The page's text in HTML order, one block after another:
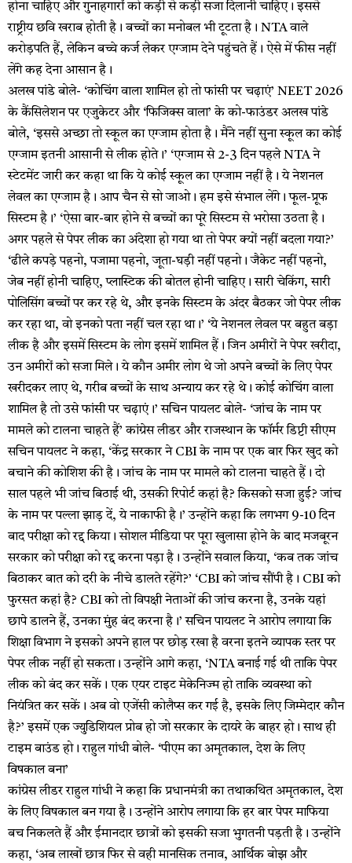
होना चाहिए और गुनाहगारों को कड़ी से कड़ी सजा दिलानी चाहिए। इससे
राष्ट्रीय छवि खराब होती है। बच्चों का मनोबल भी टूटता है। NTA वाले
करोड़पति हैं, लेकिन बच्चे कर्ज लेकर एग्जाम देने पहुंचते हैं। ऐसे में फीस नहीं
लेंगे कह देना आसान है।
अलख पांडे बोले- ‘कोचिंग वाला शामिल हो तो फांसी पर चढ़ाएं’ NEET 2026
के कैंसिलेशन पर एजुकेटर और ‘फिजिक्स वाला’ के को-फाउंडर अलख पांडे
बोले, ‘इससे अच्छा तो स्कूल का एग्जाम होता है। मैंने नहीं सुना स्कूल का कोई
एग्जाम इतनी आसानी से लीक होते।’ ‘एग्जाम से 2-3 दिन पहले NTA ने
स्टेटमेंट जारी कर कहा था कि ये कोई स्कूल का एग्जाम नहीं है। ये नेशनल
लेवल का एग्जाम है। आप चैन से सो जाओ। हम इसे संभाल लेंगे। फूल-प्रूफ
सिस्टम है।’ ‘ऐसा बार-बार होने से बच्चों का पूरे सिस्टम से भरोसा उठता है।
अगर पहले से पेपर लीक का अंदेशा हो गया था तो पेपर क्यों नहीं बदला गया?’
‘ढीले कपड़े पहनो, पजामा पहनो, जूता-घड़ी नहीं पहनो। जैकेट नहीं पहनो,
जेब नहीं होनी चाहिए, प्लास्टिक की बोतल होनी चाहिए। सारी चेकिंग, सारी
पोलिसिंग बच्चों पर कर रहे थे, और इनके सिस्टम के अंदर बैठकर जो पेपर लीक
कर रहा था, वो इनको पता नहीं चल रहा था।’ ‘ये नेशनल लेवल पर बहुत बड़ा
लीक है और इसमें सिस्टम के लोग इसमें शामिल हैं। जिन अमीरों ने पेपर खरीदा,
उन अमीरों को सजा मिले। ये कौन अमीर लोग थे जो अपने बच्चों के लिए पेपर
खरीदकर लाए थे, गरीब बच्चों के साथ अन्याय कर रहे थे। कोई कोचिंग वाला
शामिल है तो उसे फांसी पर चढ़ाएं।’ सचिन पायलट बोले- ‘जांच के नाम पर
मामले को टालना चाहते हैं’ कांग्रेस लीडर और राजस्थान के फॉर्मर डिप्टी सीएम
सचिन पायलट ने कहा, ‘केंद्र सरकार ने CBI के नाम पर एक बार फिर खुद को
बचाने की कोशिश की है। जांच के नाम पर मामले को टालना चाहते हैं। दो
साल पहले भी जांच बिठाई थी, उसकी रिपोर्ट कहां है? किसको सजा हुई? जांच
के नाम पर पल्ला झाड़ दें, ये नाकाफी है।’ उन्होंने कहा कि लगभग 9-10 दिन
बाद परीक्षा को रद्द किया। सोशल मीडिया पर पूरा खुलासा होने के बाद मजबूरन
सरकार को परीक्षा को रद्द करना पड़ा है। उन्होंने सवाल किया, ‘कब तक जांच
बिठाकर बात को दरी के नीचे डालते रहेंगे?’ ‘CBI को जांच सौंपी है। CBI को
फुरसत कहां है? CBI को तो विपक्षी नेताओं की जांच करना है, उनके यहां
छापे डालने हैं, उनका मुंह बंद करना है।’ सचिन पायलट ने आरोप लगाया कि
शिक्षा विभाग ने इसको अपने हाल पर छोड़ रखा है वरना इतने व्यापक स्तर पर
पेपर लीक नहीं हो सकता। उन्होंने आगे कहा, ‘NTA बनाई गई थी ताकि पेपर
लीक को बंद कर सकें। एक एयर टाइट मेकेनिज्म हो ताकि व्यवस्था को
नियंत्रित कर सकें। अब वो एजेंसी कोलैप्स कर गई है, इसके लिए जिम्मेदार कौन
है?’ इसमें एक ज्युडिशियल प्रोब हो जो सरकार के दायरे के बाहर हो। साथ ही
टाइम बाउंड हो। राहुल गांधी बोले- ‘पीएम का अमृतकाल, देश के लिए
विषकाल बना’
कांग्रेस लीडर राहुल गांधी ने कहा कि प्रधानमंत्री का तथाकथित अमृतकाल, देश
के लिए विषकाल बन गया है। उन्होंने आरोप लगाया कि हर बार पेपर माफिया
बच निकलते हैं और ईमानदार छात्रों को इसकी सजा भुगतनी पड़ती है। उन्होंने
कहा, ‘अब लाखों छात्र फिर से वही मानसिक तनाव, आर्थिक बोझ और